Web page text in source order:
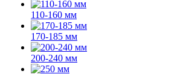
110-160 мм
170-185 мм
200-240 мм